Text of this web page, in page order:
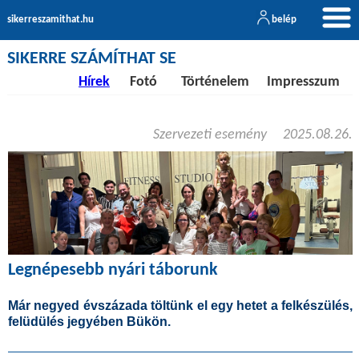
sikerreszamithat.hu belép
SIKERRE SZÁMÍTHAT SE
Hírek Fotó Történelem Impresszum
Szervezeti esemény 2025.08.26.
Legnépesebb nyári táborunk
Már negyed évszázada töltünk el egy hetet a felkészülés,
felüdülés jegyében Bükön.